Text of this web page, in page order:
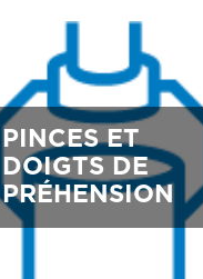
PINCES ET
DOIGTS DE
PRÉHENSION